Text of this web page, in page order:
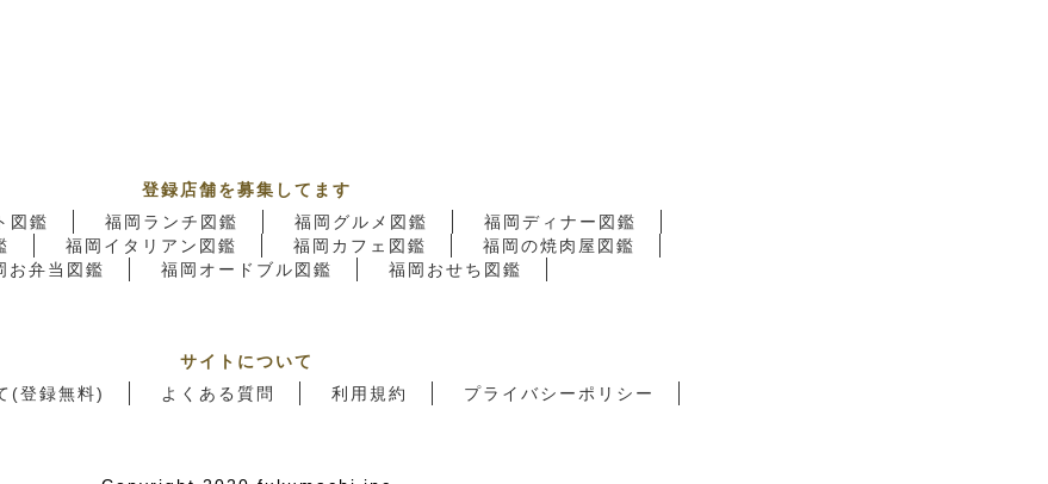
登録店舗を募集してます
図鑑
福岡ランチ図鑑 福岡グルメ図鑑
福岡ディナー図鑑
福岡イタリアン図鑑 福岡カフェ図鑑
福岡の焼肉屋図鑑
お弁当図鑑
福岡オードブル図鑑 福岡おせち図鑑
サイトについて
(登録無料)
よくある質問 利用規約 プライバシーポリシー